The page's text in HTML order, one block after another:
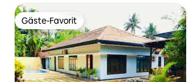
Gäste-Favorit
Gäste-Favorit